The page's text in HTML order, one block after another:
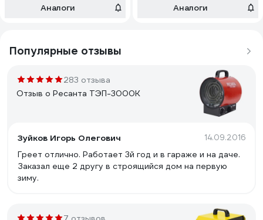
Аналоги Аналоги
Популярные отзывы
283 отзыва
Отзыв о Ресанта ТЭП-3000К
Зуйков Игорь Олегович 14.09.2016
Греет отлично. Работает 3й год и в гараже и на даче.
Заказал еще 2 другу в строящийся дом на первую
зиму.